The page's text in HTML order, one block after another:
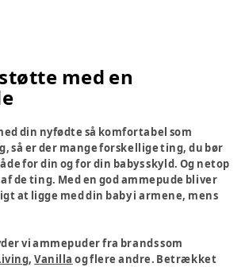
med en
din nyfødte så komfortabel som
så er der mange forskellige ting, du bør
for din og for din babys skyld. Og netop
de ting. Med en god ammepude bliver
at ligge med din baby i armene, mens
vi ammepuder fra brands som
,Vanilla og flere andre. Betrækket